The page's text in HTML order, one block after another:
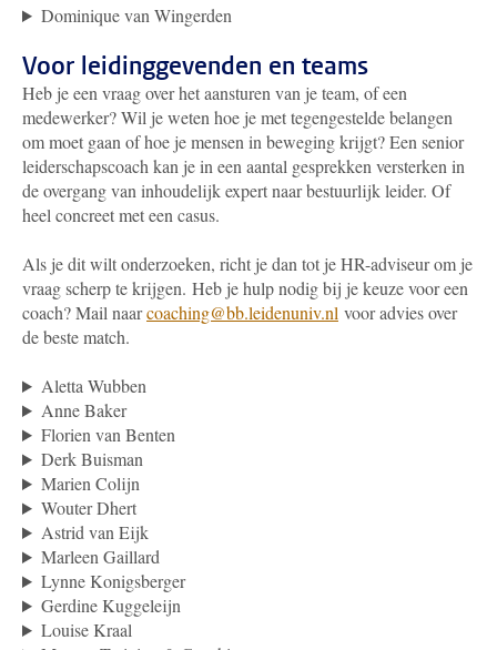
Dominique van Wingerden
Voor leidinggevenden en teams
Heb je een vraag over het aansturen van je team, of een
medewerker? Wil je weten hoe je met tegengestelde belangen
om moet gaan of hoe je mensen in beweging krijgt? Een senior
leiderschapscoach kan je in een aantal gesprekken versterken in
de overgang van inhoudelijk expert naar bestuurlijk leider. Of
heel concreet met een casus.
Als je dit wilt onderzoeken, richt je dan tot je HR-adviseur om je
vraag scherp te krijgen. Heb je hulp nodig bij je keuze voor een
coach? Mail naarcoaching@bb.leidenuniv.nl voor advies over
de beste match.
Aletta Wubben
Anne Baker
Florien van Benten
Derk Buisman
Marien Colijn
Wouter Dhert
Astrid van Eijk
Marleen Gaillard
Lynne Konigsberger
Gerdine Kuggeleijn
Louise Kraal